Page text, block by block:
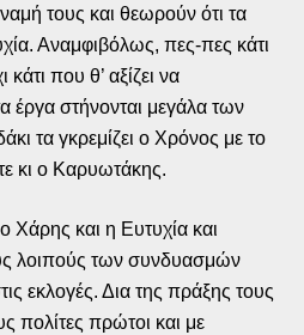
τους και θεωρούν ότι τα
Αναμφιβόλως, πες-πες κάτι
κάτι που θ’ αξίζει να
έργα στήνονται μεγάλα των
τα γκρεμίζει ο Χρόνος με το
κι ο Καρυωτάκης.
Χάρης και η Ευτυχία και
λοιπούς των συνδυασμών
εκλογές. Δια της πράξης τους
πολίτες πρώτοι και με